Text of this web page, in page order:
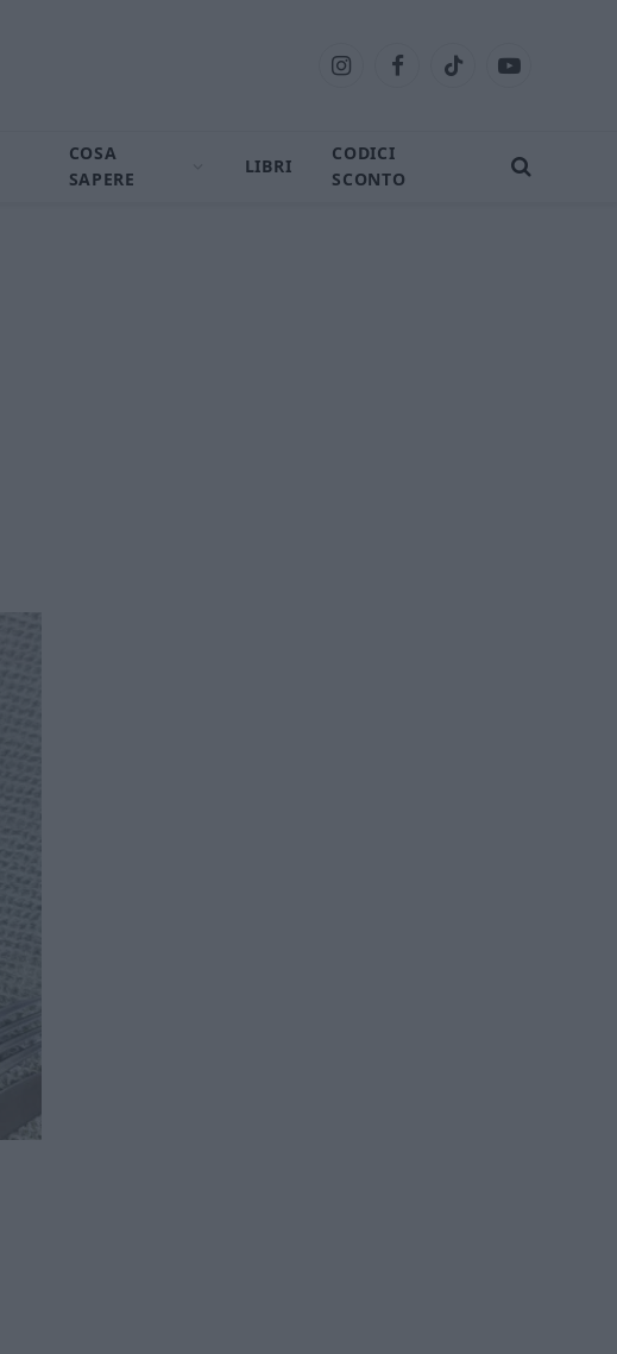
InstagramFacebookTikTok YouTube
COSA
SAPERE
LIBRI
CODICI
SCONTO